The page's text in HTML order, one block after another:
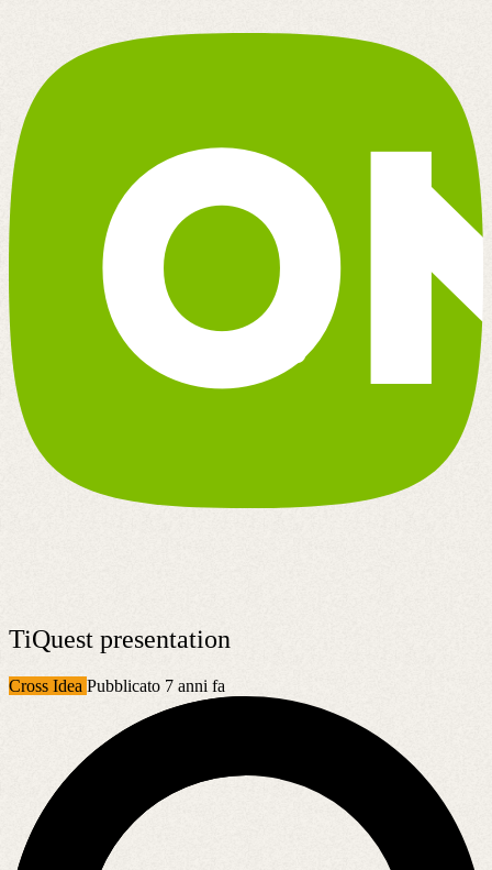
TiQuest presentation
Cross Idea Pubblicato 7 anni fa